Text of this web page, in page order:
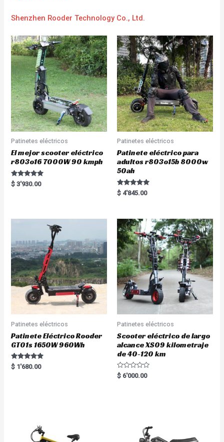
Shenzhen Rooder Technology Co., Ltd.
Patinetes eléctricos
El mejor scooter eléctrico
r803o16 7000W 90 kmph
Rated
5.00
$ 3'930.00
Patinetes eléctricos
Patinete eléctrico para
adultos r803o15b 8000w
50ah
Rated
5.00
$ 4'845.00
Patinetes eléctricos
Patinete Eléctrico Rooder
GT01s 1650W 960Wh
Rated
5.00
$ 1'680.00
Patinetes eléctricos
Scooter eléctrico de largo
alcance XS09 kilometraje
de 40-120 km
R
a
$ 6'000.00